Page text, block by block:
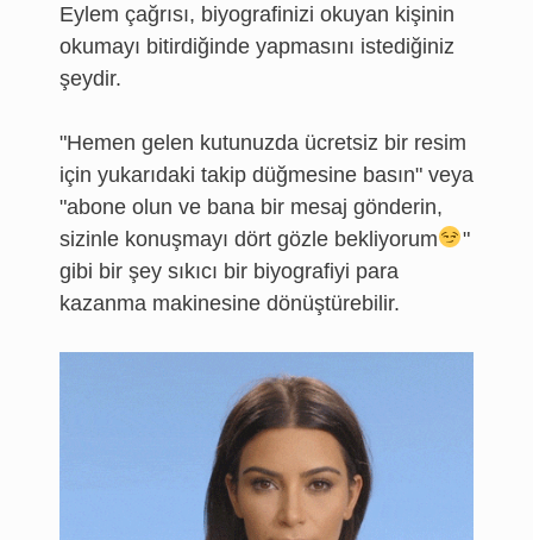
Eylem çağrısı, biyografinizi okuyan kişinin
okumayı bitirdiğinde yapmasını istediğiniz
şeydir.
"Hemen gelen kutunuzda ücretsiz bir resim
için yukarıdaki takip düğmesine basın" veya
"abone olun ve bana bir mesaj gönderin,
sizinle konuşmayı dört gözle bekliyorum
"
gibi bir şey sıkıcı bir biyografiyi para
kazanma makinesine dönüştürebilir.